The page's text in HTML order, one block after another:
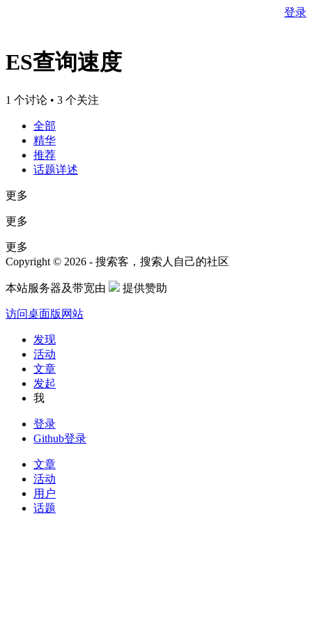
登录
ES查询速度
1 个讨论 • 3 个关注
全部
精华
推荐
话题详述
更多
更多
更多
Copyright © 2026 - 搜索客，搜索人自己的社区
本站服务器及带宽由 提供赞助
访问桌面版网站
发现
活动
文章
发起
我
登录
Github登录
文章
活动
用户
话题